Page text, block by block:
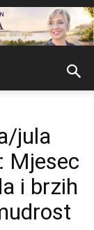
jula
Mjesec
i brzih